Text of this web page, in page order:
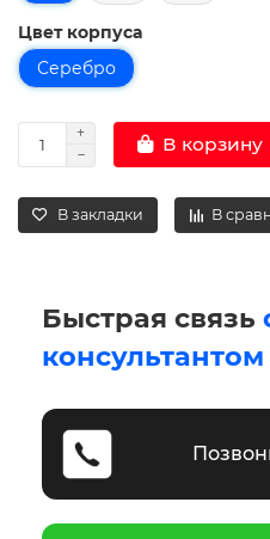
Цвет корпуса
Серебро
В корзину
В закладки В
Быстрая связь
консультантом